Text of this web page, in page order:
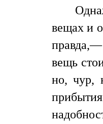
вещах и
вещь
но, чур,